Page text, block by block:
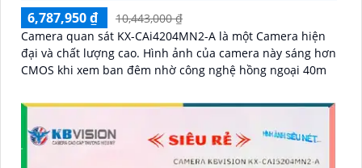
6,787,950 ₫
10,443,000 ₫
Camera quan sát KX-CAi4204MN2-A là một Camera hiện
đại và chất lượng cao. Hình ảnh của camera này sáng hơn
CMOS khi xem ban đêm nhờ công nghệ hồng ngoại 40m